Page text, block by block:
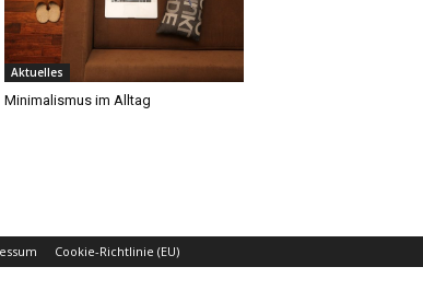
Aktuelles
Minimalismus im Alltag